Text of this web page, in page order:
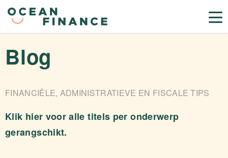
Blog
FINANCIËLE, ADMINISTRATIEVE EN FISCALE TIPS
Klik hier voor alle titels per onderwerp
gerangschikt.